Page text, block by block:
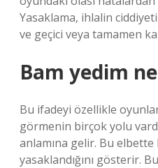
Yasaklama, ihlalin
ve geçici veya tamamen
Bam yedim
Bu ifadeyi özellikle
görmenin birçok yolu
anlamına gelir. Bu elbette
yasaklandığını gösterir.